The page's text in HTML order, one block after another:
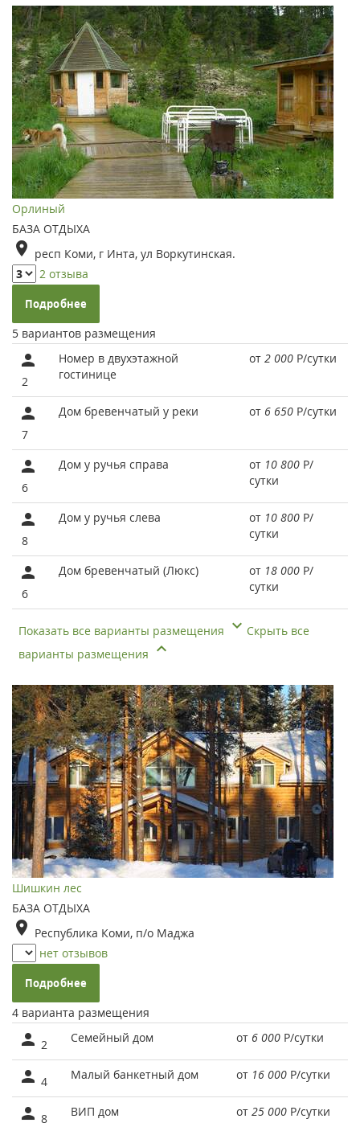
Орлиный
БАЗА ОТДЫХА
респ Коми, г Инта, ул Воркутинская.
2 отзыва
Подробнее
5 вариантов размещения
2
Номер в двухэтажной
гостинице
от 2 000 Р/сутки
7
Дом бревенчатый у реки от 6 650 Р/сутки
6
Дом у ручья справа от 10 800 Р/
сутки
8
Дом у ручья слева от 10 800 Р/
сутки
6
Дом бревенчатый (Люкс) от 18 000 Р/
сутки
Показать все варианты размещения
Скрыть все
варианты размещения
Шишкин лес
БАЗА ОТДЫХА
Республика Коми, п/о Маджа
нет отзывов
Подробнее
4 варианта размещения
2 Семейный дом от 6 000 Р/сутки
4 Малый банкетный дом от 16 000 Р/сутки
8 ВИП дом от 25 000 Р/сутки